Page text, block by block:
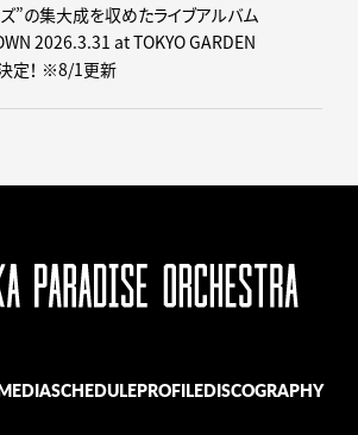
”の集大成を収めたライブアルバム
2026.3.31 at TOKYO GARDEN
決定！ ※8/1更新
SCHEDULEPROFILEDISCOGRAPHY